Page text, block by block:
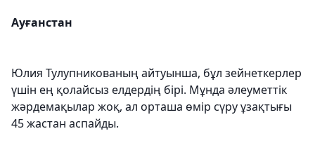
Ауғанстан
Юлия Тулупникованың айтуынша, бұл зейнеткерлер
үшін ең қолайсыз елдердің бірі. Мұнда әлеуметтік
жәрдемақылар жоқ, ал орташа өмір сүру ұзақтығы
45 жастан аспайды.